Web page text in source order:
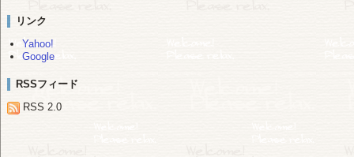
リンク
Yahoo!
Google
RSSフィード
RSS 2.0